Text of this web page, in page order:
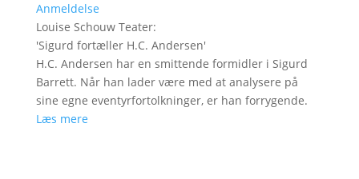
Anmeldelse
Louise Schouw Teater:
'Sigurd fortæller H.C. Andersen'
H.C. Andersen har en smittende formidler i Sigurd
Barrett. Når han lader være med at analysere på
sine egne eventyrfortolkninger, er han forrygende.
Læs mere